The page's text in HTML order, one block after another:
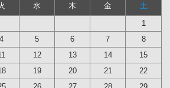
水 木 金
土
1
4 5 6 7
8
12 13 14
15
19 20 21
22